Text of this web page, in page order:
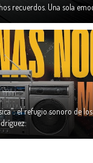
recuerdos. Una sola
el refugio sonoro de